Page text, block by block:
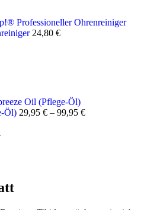
24,80 €
Öl) 29,95 € – 99,95 €